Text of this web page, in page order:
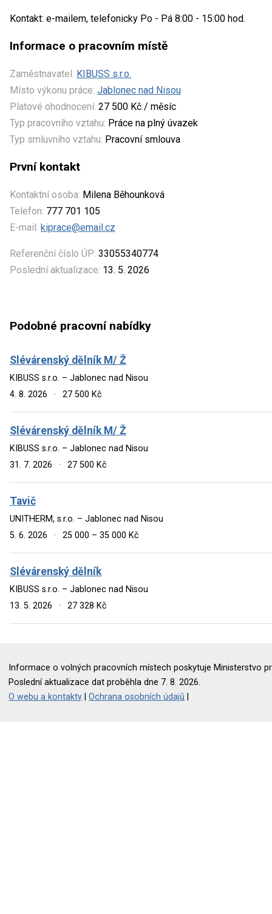
Kontakt: e-mailem, telefonicky Po - Pá 8:00 - 15:00 hod.
Informace o pracovním místě
Zaměstnavatel: KIBUSS s.r.o.
Místo výkonu práce: Jablonec nad Nisou
Platové ohodnocení: 27 500 Kč / měsíc
Typ pracovního vztahu: Práce na plný úvazek
Typ smluvního vztahu: Pracovní smlouva
První kontakt
Kontaktní osoba: Milena Běhounková
Telefon: 777 701 105
E-mail: kiprace@email.cz
Referenční číslo ÚP: 33055340774
Poslední aktualizace: 13. 5. 2026
Podobné pracovní nabídky
Slévárenský dělník M/ Ž
KIBUSS s.r.o. – Jablonec nad Nisou
4. 8. 2026
· 27 500 Kč
Slévárenský dělník M/ Ž
KIBUSS s.r.o. – Jablonec nad Nisou
31. 7. 2026
· 27 500 Kč
Tavič
UNITHERM, s.r.o. – Jablonec nad Nisou
5. 6. 2026
· 25 000 – 35 000 Kč
Slévárenský dělník
KIBUSS s.r.o. – Jablonec nad Nisou
13. 5. 2026
· 27 328 Kč
Informace o volných pracovních místech poskytuje Ministerstvo
Poslední aktualizace dat proběhla dne 7. 8. 2026.
O webu a kontakty |Ochrana osobních údajů